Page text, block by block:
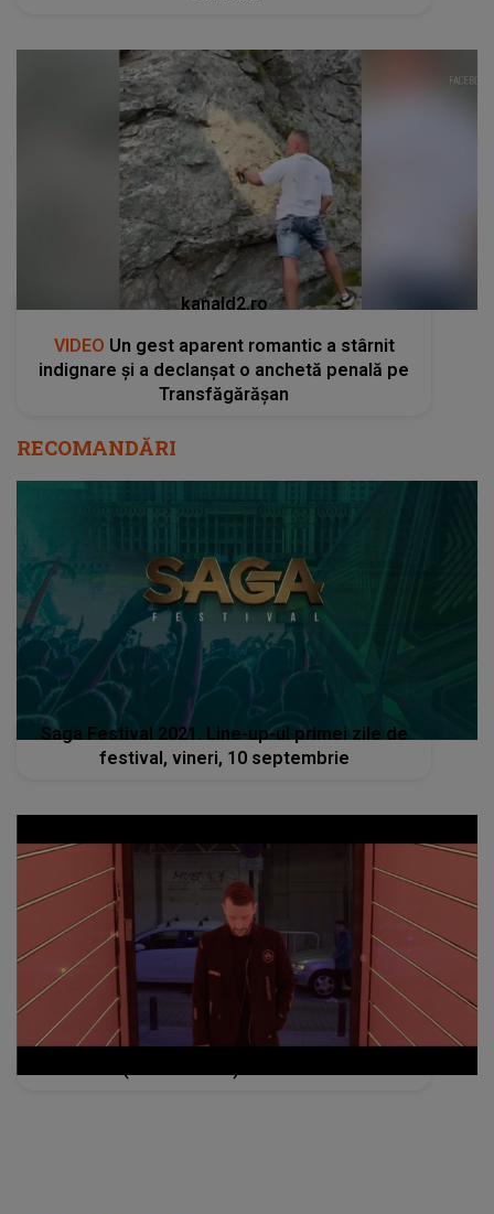
kanald2.ro
VIDEO Un gest aparent romantic a stârnit
indignare și a declanșat o anchetă penală pe
Transfăgărășan
RECOMANDĂRI
Saga Festival 2021. Line-up-ul primei zile de
festival, vineri, 10 septembrie